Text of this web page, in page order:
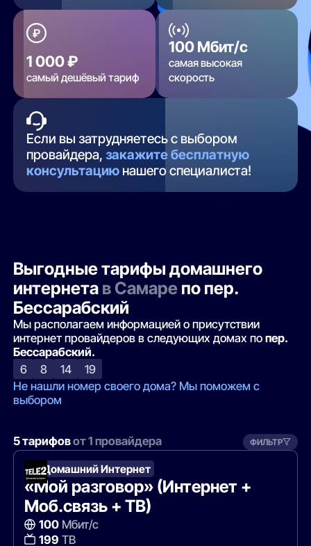
1 000 ₽
самый дешёвый тариф
100 Мбит/с
самая высокая
скорость
Если вы затрудняетесь с выбором
провайдера,закажите бесплатную
консультацию нашего специалиста!
Выгодные тарифы домашнего
интернета в Самаре по пер.
Бессарабский
Мы располагаем информацией о присутствии
интернет провайдеров в следующих домах попер.
Бессарабский.
6
8 14
19
Не нашли номер своего дома? Мы поможем с
выбором
5 тарифовот 1 провайдера ФИЛЬТР
Т2 Домашний Интернет
«Мой разговор» (Интернет +
Моб.связь + ТВ)
100Мбит/с
199 ТВ